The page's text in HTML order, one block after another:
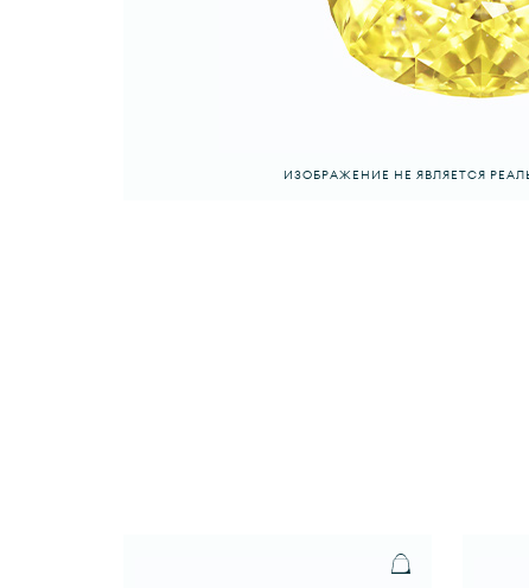
ИЗОБРАЖЕНИЕ НЕ ЯВЛЯЕТСЯ